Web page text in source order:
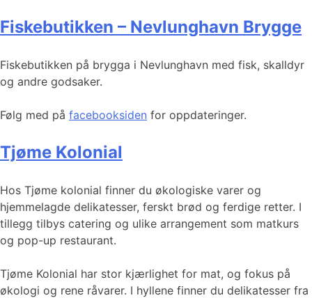
Fiskebutikken – Nevlunghavn Brygge
Fiskebutikken på brygga i Nevlunghavn med fisk, skalldyr
og andre godsaker.
Følg med på facebooksiden for oppdateringer.
Tjøme Kolonial
Hos Tjøme kolonial finner du økologiske varer og
hjemmelagde delikatesser, ferskt brød og ferdige retter. I
tillegg tilbys catering og ulike arrangement som matkurs
og pop-up restaurant.
Tjøme Kolonial har stor kjærlighet for mat, og fokus på
økologi og rene råvarer. I hyllene finner du delikatesser fra